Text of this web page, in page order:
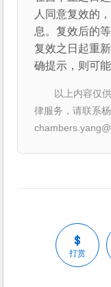
人同意复效的
息。复效后的
复效之日起重
确提示，则可
以上内容仅
律服务，请联系
打赏